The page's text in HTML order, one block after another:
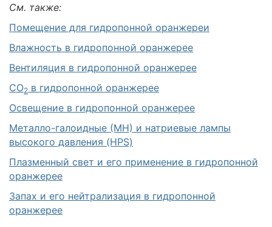
См. также:
Помещение для гидропонной оранжереи
Влажность в гидропонной оранжерее
Вентиляция в гидропонной оранжерее
CO2 в гидропонной оранжерее
Освещение в гидропонной оранжерее
Металло-галоидные (МН) и натриевые лампы
высокого давления (HPS)
Плазменный свет и его применение в гидропонной
оранжерее
Запах и его нейтрализация в гидропонной
оранжерее